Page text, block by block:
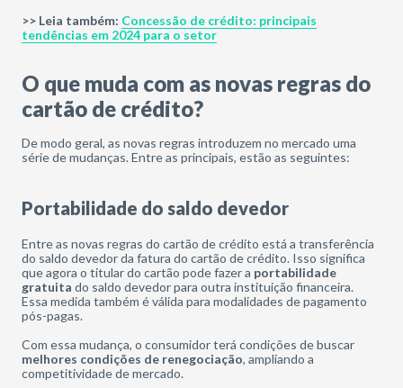
>> Leia também: Concessão de crédito: principais
tendências em 2024 para o setor
O que muda com as novas regras do
cartão de crédito?
De modo geral, as novas regras introduzem no mercado uma
série de mudanças. Entre as principais, estão as seguintes:
Portabilidade do saldo devedor
Entre as novas regras do cartão de crédito está a transferência
do saldo devedor da fatura do cartão de crédito. Isso significa
que agora o titular do cartão pode fazer a portabilidade
gratuita do saldo devedor para outra instituição financeira.
Essa medida também é válida para modalidades de pagamento
pós-pagas.
Com essa mudança, o consumidor terá condições de buscar
melhores condições de renegociação, ampliando a
competitividade de mercado.